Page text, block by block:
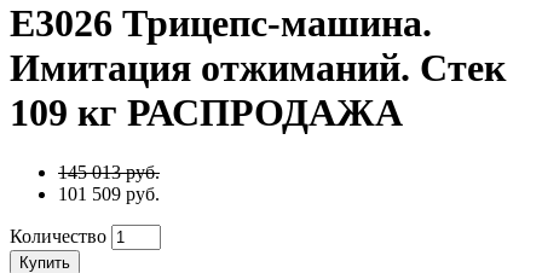
E3026 Трицепс-машина.
Имитация отжиманий. Стек
109 кг РАСПРОДАЖА
145 013 руб.
101 509 руб.
Количество
Купить